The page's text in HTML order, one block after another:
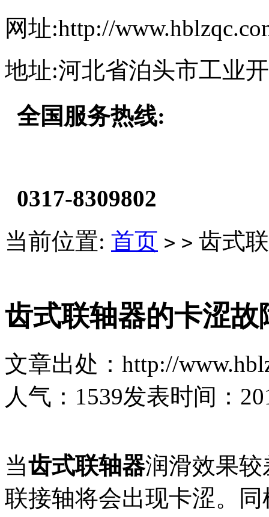
网址:http://
地址:河北省泊头市工业
全国服务热线:
0317-8309802
当前位置: 首页 > > 齿式
齿式联轴器的卡涩故
文章出处：http://
人气： 1539发表时间：
当齿式联轴器润滑效果
联接轴将会出现卡涩。